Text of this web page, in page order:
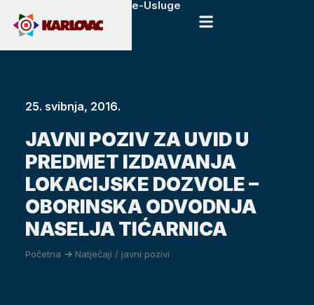
e-Usluge
25. svibnja, 2016.
JAVNI POZIV ZA UVID U
PREDMET IZDAVANJA
LOKACIJSKE DOZVOLE –
OBORINSKA ODVODNJA
NASELJA TIĆARNICA
Početna -> Natječaji / javni pozivi